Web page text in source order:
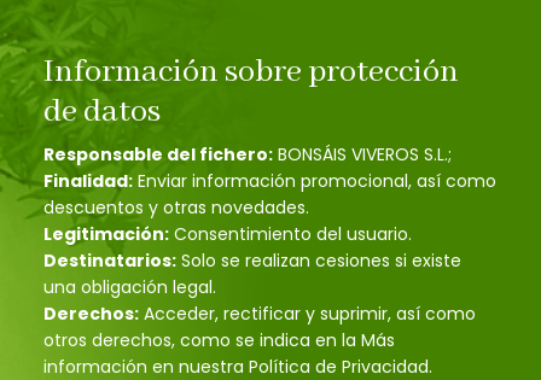
Información sobre protección
de datos
Responsable del fichero: BONSÁIS VIVEROS S.L.;
Finalidad: Enviar información promocional, así como
descuentos y otras novedades.
Legitimación: Consentimiento del usuario.
Destinatarios: Solo se realizan cesiones si existe
una obligación legal.
Derechos: Acceder, rectificar y suprimir, así como
otros derechos, como se indica en la Más
información en nuestra Política de Privacidad.